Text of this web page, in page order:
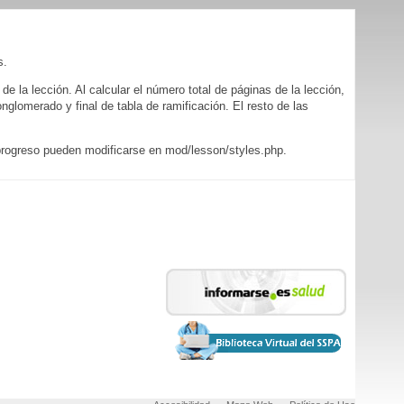
la lección. Al calcular el número total de páginas de la lección,
y final de tabla de ramificación. El resto de las
pueden modificarse en mod/lesson/styles.php.